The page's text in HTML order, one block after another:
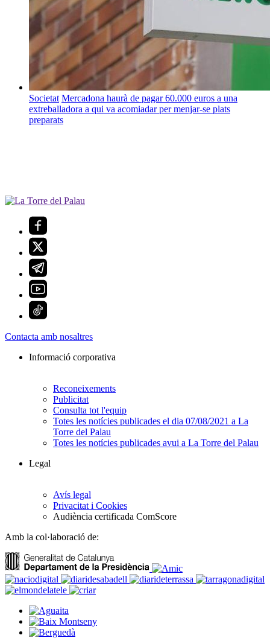
Societat Mercadona haurà de pagar 60.000 euros a una
extreballadora a qui va acomiadar per menjar-se plats
preparats
Contacta amb nosaltres
Informació corporativa
Reconeixements
Publicitat
Consulta tot l'equip
Totes les notícies publicades el dia 07/08/2021 a La
Torre del Palau
Totes les notícies publicades avui a La Torre del Palau
Legal
Avís legal
Privacitat i Cookies
Audiència certificada ComScore
Amb la col·laboració de: